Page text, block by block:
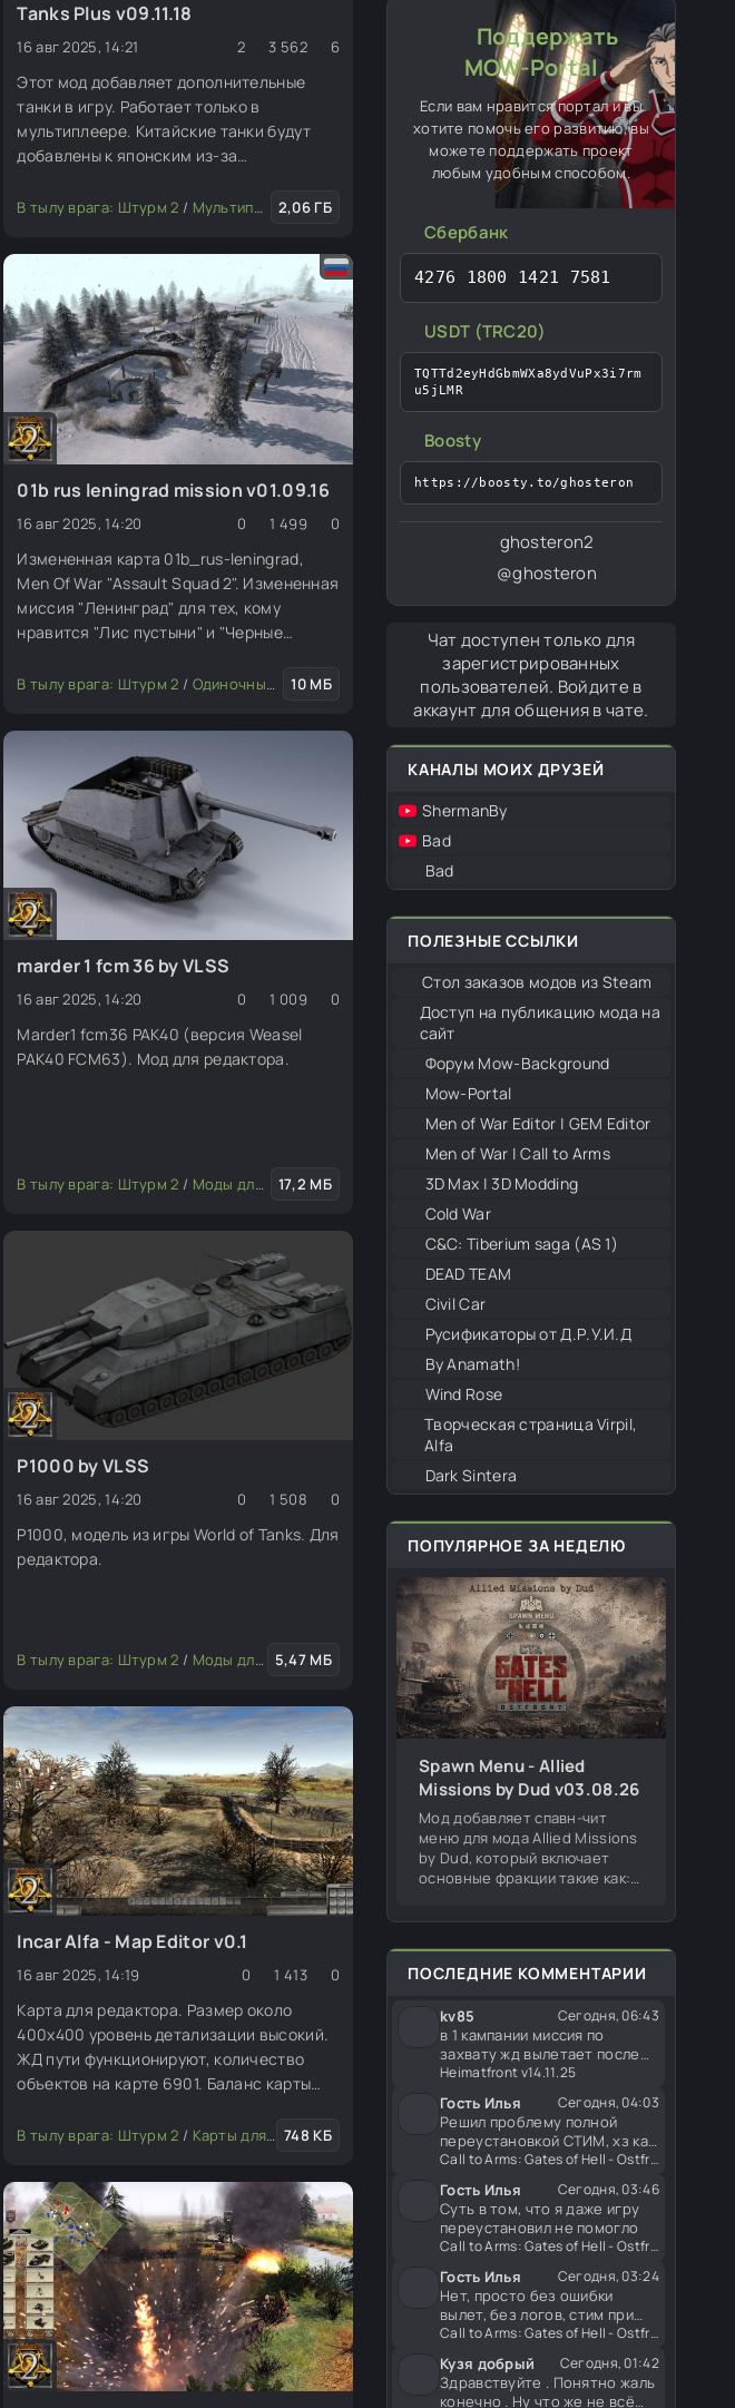
Транспорт
Tanks Plus v09.11.18
16 авг 2025, 14:21 2 3 562 6
Этот мод добавляет дополнительные
танки в игру. Работает только в
мультиплеере. Китайские танки будут
добавлены к японским из-за
танков. Французские танки будут
ближе всего к французским.
В тылу врага: Штурм 2 / Мультиплеерные моды 2,06 ГБ
Транспорт
01b rus leningrad mission v01.09.16
16 авг 2025, 14:20 0 1 499 0
Измененная карта 01b_rus-leningrad,
Men Of War "Assault Squad 2". Измененная
миссия "Ленинград" для тех, кому
нравится "Лис пустыни" и "Черные
героям. Изменения направлены для
большей
В тылу врага: Штурм 2 / Одиночные миссии 10 МБ
Транспорт
marder 1 fcm 36 by VLSS
16 авг 2025, 14:20 0 1 009 0
Marder1 fcm36 PAK40 (версия Weasel
PAK40 FCM63). Мод для редактора.
В тылу врага: Штурм 2 / Моды для редактора Транспорт
17,2 МБ
Транспорт
P1000 by VLSS
16 авг 2025, 14:20 0 1 508 0
P1000, модель из игры World of Tanks. Для
редактора.
В тылу врага: Штурм 2 / Моды для редактора Транспорт
5,47 МБ
Incar Alfa - Map Editor v0.1
16 авг 2025, 14:19 0 1 413 0
Карта для редактора. Размер около
400х400 уровень детализации высокий.
ЖД пути функционируют, количество
объектов на карте 6901. Баланс карты
В тылу врага: Штурм 2 / Карты для редактора 748 КБ
Поддержать
MOW-Portal
Если вам нравится портал и вы
хотите помочь его развитию, вы
можете поддержать проект
любым удобным способом.
Сбербанк
4276 1800 1421 7581
USDT (TRC20)
TQTTd2eyHdGbmWXa8ydVuPx3i7rm
u5jLMR
Boosty
https://boosty.to/ghosteron
ghosteron2
@ghosteron
Чат доступен только для
зарегистрированных
пользователей. Войдите в
аккаунт для общения в чате.
КАНАЛЫ МОИХ ДРУЗЕЙ
ShermanBy
Bad
Bad
ПОЛЕЗНЫЕ ССЫЛКИ
Стол заказов модов из Steam
Доступ на публикацию мода на
сайт
Форум Mow-Background
Mow-Portal
Men of War Editor | GEM Editor
Men of War | Call to Arms
3D Max | 3D Modding
Cold War
С&С: Tiberium saga (AS 1)
DEAD TEAM
Civil Car
Русификаторы от Д.Р.У.И.Д
By Anamath!
Wind Rose
Творческая страница Virpil,
Alfa
Dark Sintera
ПОПУЛЯРНОЕ ЗА НЕДЕЛЮ
Spawn Menu - Allied
Missions by Dud v03.08.26
Мод добавляет спавн-чит
меню для мода Allied Missions
by Dud, который включает
основные фракции такие как:
Британия и Финляндия. Меню
со всеми
ПОСЛЕДНИЕ КОММЕНТАРИИ
kv85 Сегодня, 06:43
в 1 кампании миссия по
захвату жд вылетает после
загрузки сейвов. 2 кампания
Heimatfront v14.11.25
Гость Илья Сегодня, 04:03
Решил проблему полной
переустановкой СТИМ, хз как
это связано, ну все равно
Call to Arms: Gates of Hell - Ostfront + All DLC (1.064.0)
Гость Илья Сегодня, 03:46
Суть в том, что я даже игру
переустановил не помогло
Call to Arms: Gates of Hell - Ostfront + All DLC (1.064.0)
Гость Илья Сегодня, 03:24
Нет, просто без ошибки
вылет, без логов, стим при
этом включен, без модов безCall to Arms: Gates of Hell - Ostfront + All DLC (1.064.0)
Кузя добрый Сегодня, 01:42
Здравствуйте . Понятно жаль
конечно . Ну что же не всё